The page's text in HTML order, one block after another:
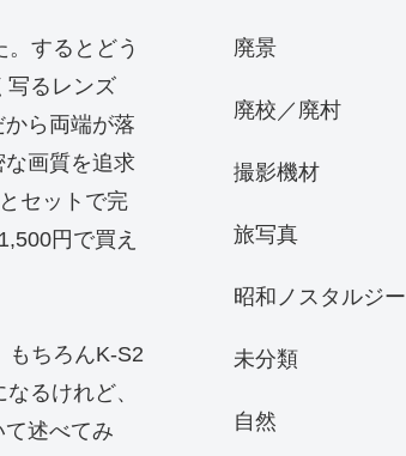
するとどう
写るレンズ
ら両端が落
画質を追求
セットで完
円で買え
もちろんK-S2
るけれど、
述べてみ
廃景
廃校／廃村
撮影機材
旅写真
昭和ノスタルジー
未分類
自然